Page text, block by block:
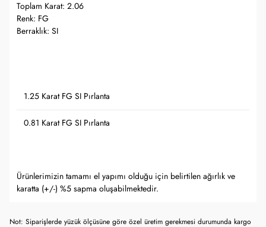
Toplam Karat: 2.06
Renk: FG
Berraklık: SI
1.25 Karat FG SI Pırlanta
0.81 Karat FG SI Pırlanta
Ürünlerimizin tamamı el yapımı olduğu için belirtilen ağırlık ve
karatta (+/-) %5 sapma oluşabilmektedir.
Not: Siparişlerde yüzük ölçüsüne göre özel üretim gerekmesi durumunda kargo